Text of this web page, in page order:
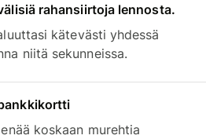
rahansiirtoja lennosta.
kätevästi yhdessä
niitä sekunneissa.
koskaan murehtia